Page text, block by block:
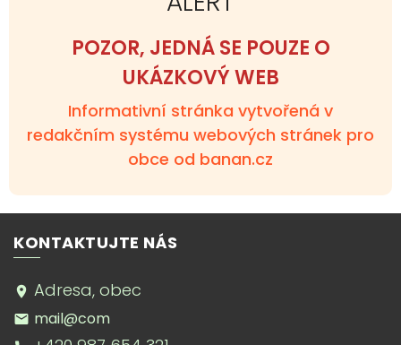
POZOR, JEDNÁ SE POUZE O
UKÁZKOVÝ WEB
Informativní stránka vytvořená v
redakčním systému webových stránek pro
obce od banan.cz
KONTAKTUJTE NÁS
Adresa, obec
mail@com